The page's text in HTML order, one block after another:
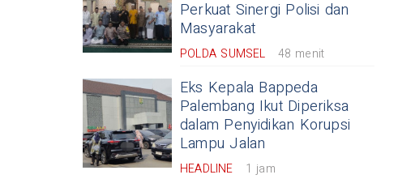
Perkuat Sinergi Polisi dan
Masyarakat
POLDA SUMSEL 48 menit
Eks Kepala Bappeda
Palembang Ikut Diperiksa
dalam Penyidikan Korupsi
Lampu Jalan
HEADLINE 1 jam